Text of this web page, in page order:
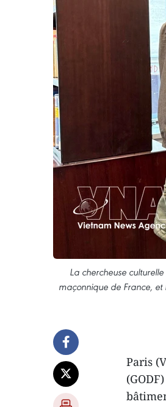
La chercheuse
maçonnique de France,
Paris